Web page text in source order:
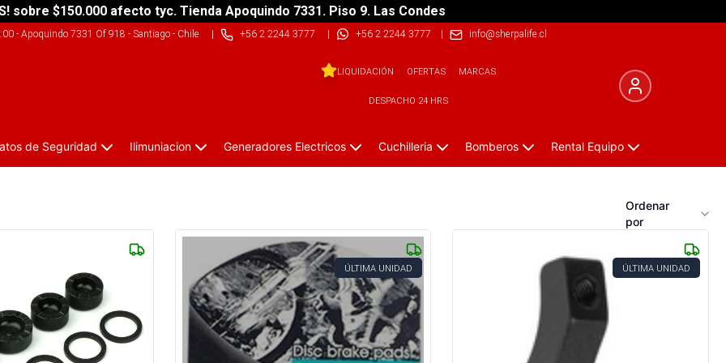
sobre $150.000 afecto tyc. Tienda Apoquindo 7331. Piso 9. Las Condes
- Apoquindo 7331 Of 918 - Santiago - Chile| +56 2 2244 3777 | +56 2 2244 3777 | info@sherpalife.cl
LIQUIDACIÓN OFERTAS MARCAS
DESPACHO 24 HRS
de Seguridad Ilimuniacion Generadores Electricos Cuchilleria Bomberos Rental Equipo
Ordenar
por
ÚLTIMA UNIDAD ÚLTIMA UNIDAD